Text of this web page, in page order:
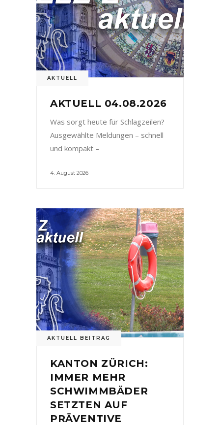
AKTUELL
AKTUELL 04.08.2026
Was sorgt heute für Schlagzeilen?
Ausgewählte Meldungen – schnell
und kompakt –
4. August 2026
AKTUELL BEITRAG
KANTON ZÜRICH:
IMMER MEHR
SCHWIMMBÄDER
SETZTEN AUF
PRÄVENTIVE